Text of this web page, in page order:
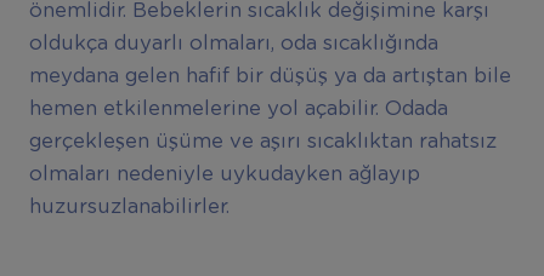
önemlidir. Bebeklerin sıcaklık değişimine karşı
oldukça duyarlı olmaları, oda sıcaklığında
meydana gelen hafif bir düşüş ya da artıştan bile
hemen etkilenmelerine yol açabilir. Odada
gerçekleşen üşüme ve aşırı sıcaklıktan rahatsız
olmaları nedeniyle uykudayken ağlayıp
huzursuzlanabilirler.